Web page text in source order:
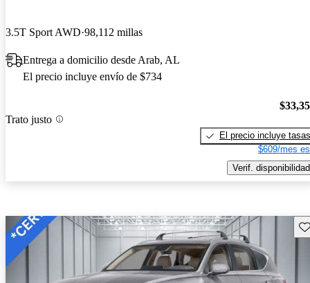
3.5T Sport AWD 98,112 millas
Entrega a domicilio desde Arab, AL
El precio incluye envío de $734
Trato justo
El precio incluye tasas
$609/mes
Verif. disponibilidad